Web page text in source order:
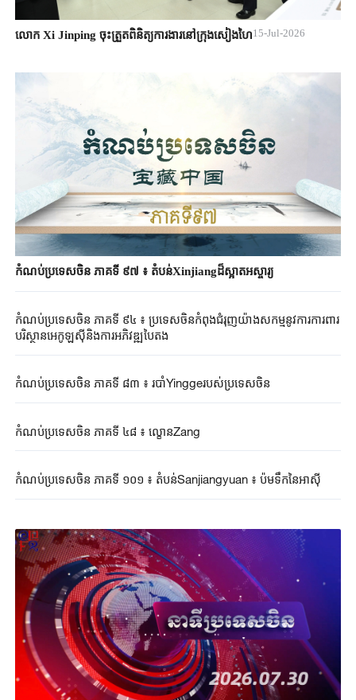
លោក Xi Jinping ចុះត្រួតពិនិត្យការងារនៅក្រុងសៀងហៃ15-Jul-2026
កំណប់ប្រទេសចិន ភាគទី ៩៧ ៖ តំបន់Xinjiangដ៏ស្អាតអស្ចារ្យ
កំណប់ប្រទេសចិន ភាគទី ៩៤ ៖ ប្រទេសចិនកំពុងជំរុញយ៉ាងសកម្មនូវការការពារ
បរិស្ថានអេកូឡូស៊ីនិងការអភិវឌ្ឍបៃតង
កំណប់ប្រទេសចិន ភាគទី ៨៣ ៖ របាំYinggeរបស់ប្រទេសចិន
កំណប់ប្រទេសចិន ភាគទី ៤៨ ៖ ល្ខោនZang
កំណប់ប្រទេសចិន ភាគទី ១០១ ៖ តំបន់Sanjiangyuan ៖ ប៉មទឹកនៃអាស៊ី